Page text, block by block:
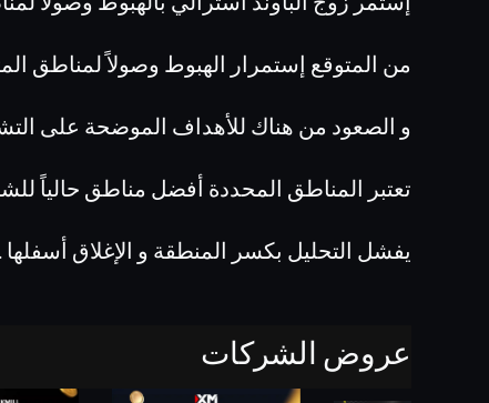
من المتوقع إستمرار الهبوط وصولاً لمناطق
و الصعود من هناك للأهداف الموضحة على
تعتبر المناطق المحددة أفضل مناطق حالياً
يفشل التحليل بكسر المنطقة و الإغلاق أسفلها .
عروض الشركات